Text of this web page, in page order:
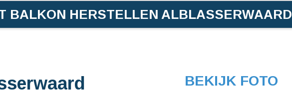
BALKON HERSTELLEN ALBLASSERWAARD
BEKIJK FOTO